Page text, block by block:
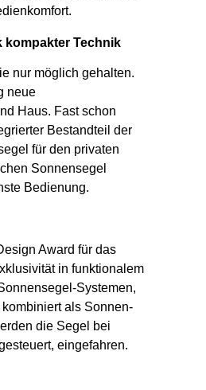
kompakter Technik
nur möglich gehalten.
neue
Haus. Fast schon
Bestandteil der
für den privaten
Sonnensegel
Bedienung.
Award für das
in funktionalem
Systemen,
als Sonnen-
die Segel bei
eingefahren.